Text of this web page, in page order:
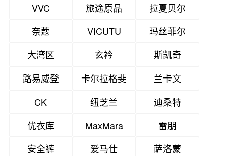
VVC
旅途原品
拉夏贝尔
奈蔻
VICUTU
玛丝菲尔
大湾区
玄衿
斯凯奇
路易威登
卡尔拉格斐
兰卡文
CK
纽芝兰
迪桑特
优衣库
MaxMara
雷朋
安全裤
爱马仕
萨洛蒙